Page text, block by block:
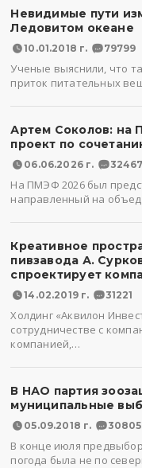
Невидимые пути
Ледовитом океане
10.01.2018 г. 79799
Ученые выяснили, что
приток питательных
Артем Соколов: на
проект по
06.06.2026 г. 32467
На ПМЭФ 2026 был
направленный на
Креативное
пивзавода А.
спроектирует
14.02.2019 г. 31221
Холдинг «Аквилон
сотрудничестве с
компанией,…
В НАО партия
муниципальные
05.09.2018 г. 30805
В конце июля
погода была не по